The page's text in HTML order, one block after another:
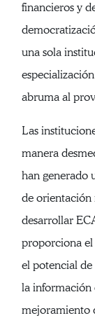
financieros y
una sola
abruma al
Las
manera
han generado
de orientación
desarrollar
proporciona el
el potencial de
la información
mejoramiento